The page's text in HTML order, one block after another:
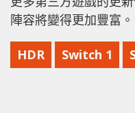
陣容將變得更加豐富。
HDR Switch 1